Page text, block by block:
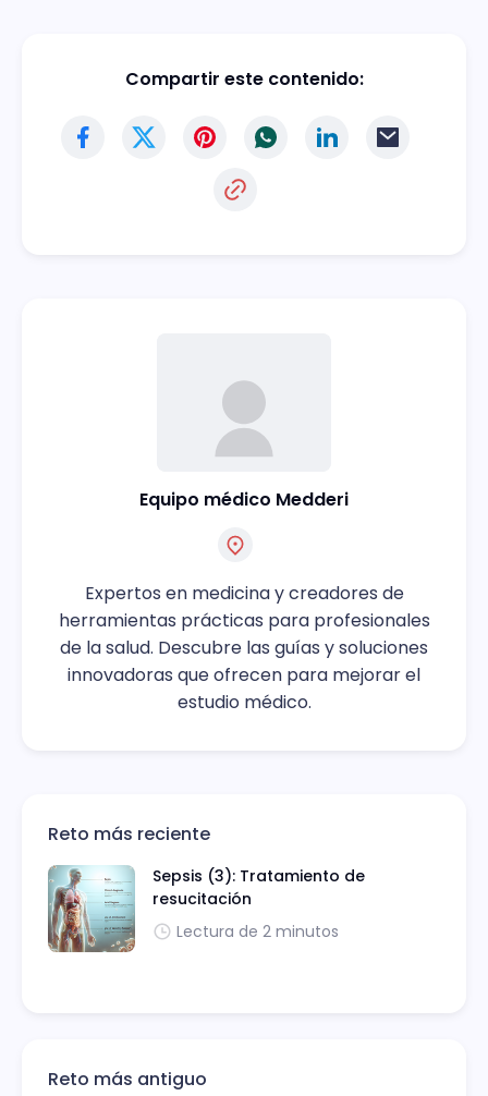
Compartir este contenido:
Equipo médico Medderi
Expertos en medicina y creadores de
herramientas prácticas para profesionales
de la salud. Descubre las guías y soluciones
innovadoras que ofrecen para mejorar el
estudio médico.
Reto más reciente
Sepsis (3): Tratamiento de
resucitación
Lectura de 2 minutos
Reto más antiguo